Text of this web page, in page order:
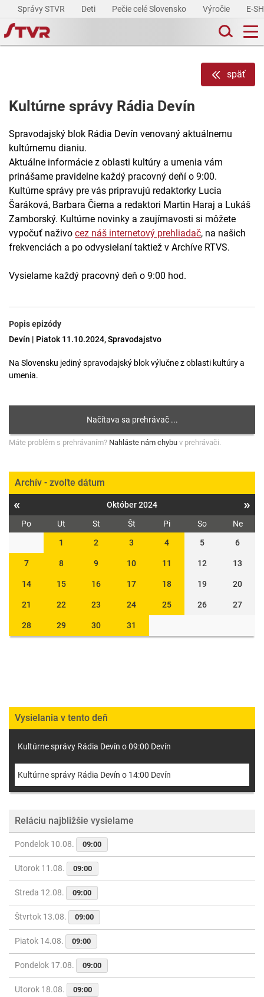
Správy STVR Deti Pečie celé Slovensko Výročie E-
späť
Kultúrne správy Rádia Devín
Spravodajský blok Rádia Devín venovaný aktuálnemu
kultúrnemu dianiu.
Aktuálne informácie z oblasti kultúry a umenia vám
prinášame pravidelne každý pracovný deňí o 9:00.
Kultúrne správy pre vás pripravujú redaktorky Lucia
Šaráková, Barbara Čierna a redaktori Martin Haraj a Lukáš
Zamborský. Kultúrne novinky a zaujímavosti si môžete
vypočuť naživo cez náš internetový prehliadač, na našich
frekvenciách a po odvysielaní taktiež v Archíve RTVS.
Vysielame každý pracovný deň o 9:00 hod.
Popis epizódy
Devín | Piatok 11.10.2024, Spravodajstvo
Na Slovensku jediný spravodajský blok výlučne z oblasti kultúry a
umenia.
Máte problém s prehrávaním? Nahláste nám chybu v prehrávači.
Archív - zvoľte dátum
« Október 2024 »
Po Ut St Št Pi So
Ne
1
2 3 4 5 6
7 8 9 10 11 12 13
14 15 16 17 18 19 20
21 22 23 24 25 26 27
28 29 30 31
Vysielania v tento deň
Kultúrne správy Rádia Devín o 09:00 Devín
Kultúrne správy Rádia Devín o 14:00 Devín
Reláciu najbližšie vysielame
Pondelok 10.08. 09:00
Utorok 11.08. 09:00
Streda 12.08. 09:00
Štvrtok 13.08. 09:00
Piatok 14.08. 09:00
Pondelok 17.08. 09:00
Utorok 18.08. 09:00